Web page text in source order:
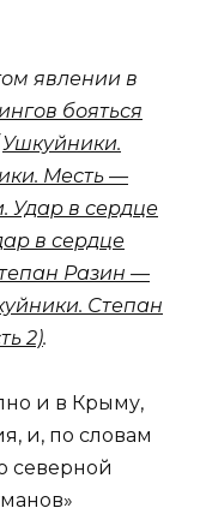
явлении в
бояться
Ушкуйники.
Месть —
Удар в сердце
в сердце
Разин —
Степан
2).
и в Крыму,
и, по словам
северной